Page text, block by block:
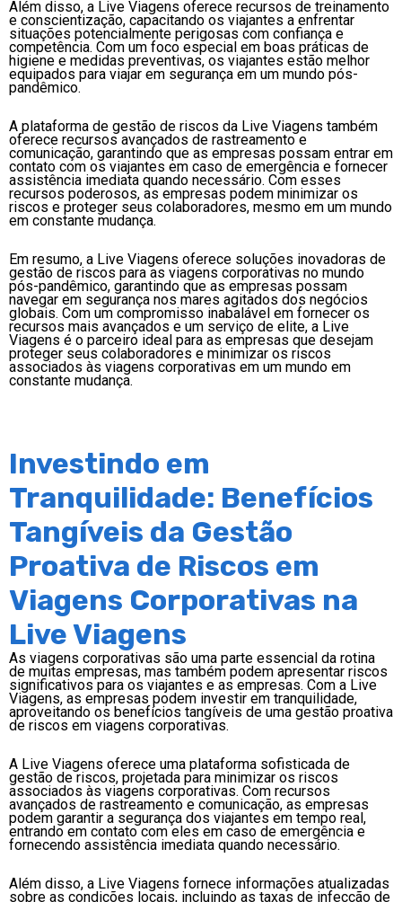
Além disso, a Live Viagens oferece recursos de treinamento
e conscientização, capacitando os viajantes a enfrentar
situações potencialmente perigosas com confiança e
competência. Com um foco especial em boas práticas de
higiene e medidas preventivas, os viajantes estão melhor
equipados para viajar em segurança em um mundo pós-
pandêmico.
A plataforma de gestão de riscos da Live Viagens também
oferece recursos avançados de rastreamento e
comunicação, garantindo que as empresas possam entrar em
contato com os viajantes em caso de emergência e fornecer
assistência imediata quando necessário. Com esses
recursos poderosos, as empresas podem minimizar os
riscos e proteger seus colaboradores, mesmo em um mundo
em constante mudança.
Em resumo, a Live Viagens oferece soluções inovadoras de
gestão de riscos para as viagens corporativas no mundo
pós-pandêmico, garantindo que as empresas possam
navegar em segurança nos mares agitados dos negócios
globais. Com um compromisso inabalável em fornecer os
recursos mais avançados e um serviço de elite, a Live
Viagens é o parceiro ideal para as empresas que desejam
proteger seus colaboradores e minimizar os riscos
associados às viagens corporativas em um mundo em
constante mudança.
Investindo em
Tranquilidade: Benefícios
Tangíveis da Gestão
Proativa de Riscos em
Viagens Corporativas na
Live Viagens
As viagens corporativas são uma parte essencial da rotina
de muitas empresas, mas também podem apresentar riscos
significativos para os viajantes e as empresas. Com a Live
Viagens, as empresas podem investir em tranquilidade,
aproveitando os benefícios tangíveis de uma gestão proativa
de riscos em viagens corporativas.
A Live Viagens oferece uma plataforma sofisticada de
gestão de riscos, projetada para minimizar os riscos
associados às viagens corporativas. Com recursos
avançados de rastreamento e comunicação, as empresas
podem garantir a segurança dos viajantes em tempo real,
entrando em contato com eles em caso de emergência e
fornecendo assistência imediata quando necessário.
Além disso, a Live Viagens fornece informações atualizadas
sobre as condições locais, incluindo as taxas de infecção de